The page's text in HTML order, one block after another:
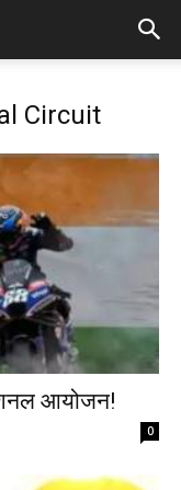
Circuit
आयोजन!
0